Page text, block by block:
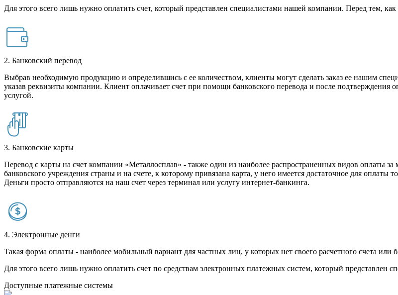
Для этого всего лишь нужно оплатить счет, который представлен специалистами нашей компании. Перед тем, как
2. Банковский перевод
Выбрав необходимую продукцию и определившись с ее количеством, клиенты могут сделать заказ ее нашим
указав реквизиты компании. Клиент оплачивает счет при помощи банковского перевода и после подтверждения
услугой.
3. Банковские карты
Перевод с карты на счет компании «Металлосплав» - также один из наиболее распространенных видов оплаты
банковского учреждения страны и на счете, к которому привязана карта, у него имеется достаточное для
Деньги просто отправляются на наш счет через терминал или услугу интернет-банкинга.
4. Электронные денги
Такая форма оплаты - наиболее мобильный вариант для частных лиц, у которых нет своего расчетного счета или
Для этого всего лишь нужно оплатить счет по средствам электронных платежных систем, который представлен
Доступные платежные системы